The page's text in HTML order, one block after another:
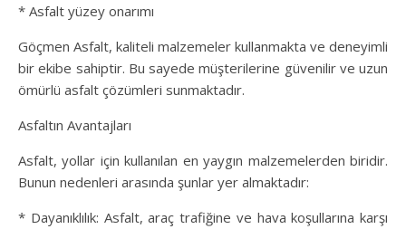
* Asfalt yüzey onarımı
Göçmen Asfalt, kaliteli malzemeler kullanmakta ve deneyimli
bir ekibe sahiptir. Bu sayede müşterilerine güvenilir ve uzun
ömürlü asfalt çözümleri sunmaktadır.
Asfaltın Avantajları
Asfalt, yollar için kullanılan en yaygın malzemelerden biridir.
Bunun nedenleri arasında şunlar yer almaktadır:
* Dayanıklılık: Asfalt, araç trafiğine ve hava koşullarına karşı